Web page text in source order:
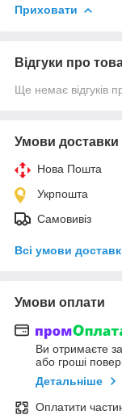
Приховати
Відгуки про
Ще немає відгуків
Умови доставки
Нова Пошта
Укрпошта
Самовивіз
Всі умови
Умови оплати
Ви отримаєте
або гроші
Детальніше
Оплатити